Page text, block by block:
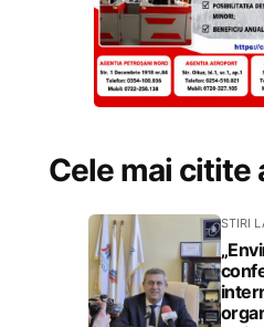
Cele mai citite
STIRI